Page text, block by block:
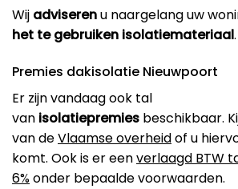
Wij adviserenu naargelang uw
het te gebruiken isolatiemateriaal.
Premies dakisolatie Nieuwpoort
Er zijn vandaag ook tal
van isolatiepremies beschikbaar.
van deVlaamse overheidof u
komt. Ook is er eenverlaagd BTW
6%onder bepaalde voorwaarden.